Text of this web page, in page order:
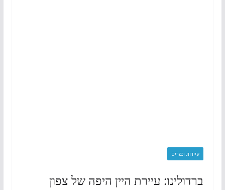
עיירות וכפרים
ברדולינו: עיירת היין היפה של צפון